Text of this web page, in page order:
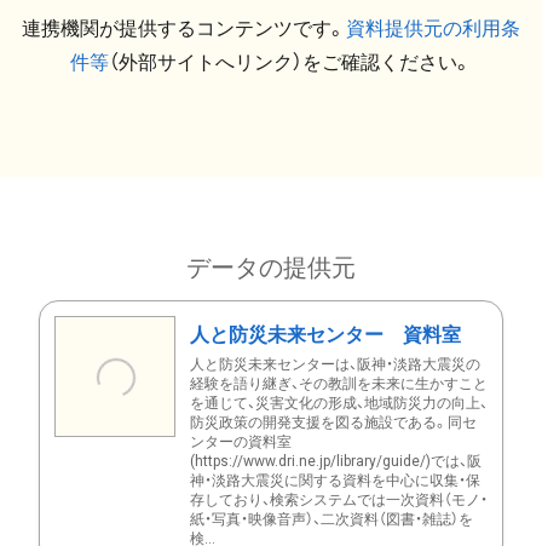
連携機関が提供するコンテンツです。 資料提供元の利用条
件等（外部サイトへリンク）をご確認ください。
データの提供元
人と防災未来センター 資料室
人と防災未来センターは、阪神・淡路大震災の
経験を語り継ぎ、その教訓を未来に生かすこと
を通じて、災害文化の形成、地域防災力の向上、
防災政策の開発支援を図る施設である。同セ
ンターの資料室
(https://www.dri.ne.jp/library/guide/)では、阪
神・淡路大震災に関する資料を中心に収集・保
存しており、検索システムでは一次資料（モノ・
紙・写真・映像音声）、二次資料（図書・雑誌）を
検...